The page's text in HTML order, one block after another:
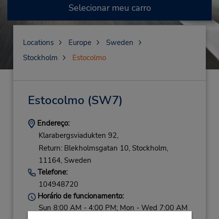
Selecionar meu carro
Locations Europe
Sweden
Stockholm
Estocolmo
Estocolmo (SW7)
Endereço:
Klarabergsviadukten 92,
Return: Blekholmsgatan 10, Stockholm,
11164, Sweden
Telefone:
104948720
Horário de funcionamento:
Sun 8:00 AM - 4:00 PM; Mon - Wed 7:00 AM